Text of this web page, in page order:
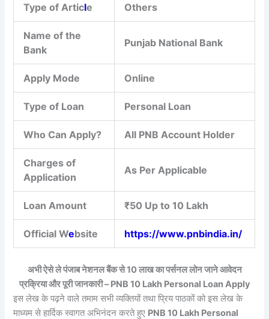
Type of Article Others
Name of the
Bank
Punjab National Bank
Apply Mode Online
Type of Loan Personal Loan
Who Can Apply? All PNB Account Holder
Charges of
Application
As Per Applicable
Loan Amount ₹50 Up to 10 Lakh
Official Website https://www.pnbindia.in/
अभी ऐसे ले पंजाब नेशनल बैंक से 10 लाख का पर्सनल लोन जाने आवेदन
प्रक्रिया और पूरी जानकारी – PNB 10 Lakh Personal Loan Apply
इस लेख के पढ़ने वाले तमाम सभी व्यक्तियों तथा प्रिय पाठकों को इस लेख के
माध्यम से हार्दिक स्वागत अभिनंदन करते हुए PNB 10 Lakh Personal